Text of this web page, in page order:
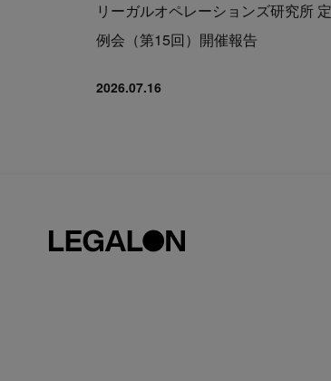
リーガルオペレーションズ研究所 定
例会（第15回）開催報告
2026.07.16